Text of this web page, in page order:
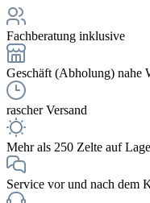
Fachberatung inklusive
Geschäft (Abholung) nahe
rascher Versand
Mehr als 250 Zelte auf
Service vor und nach dem